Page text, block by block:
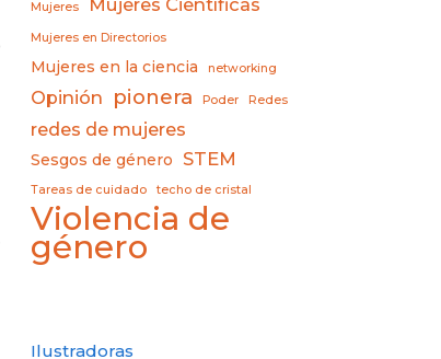
Mujeres
Mujeres en Directorios
Mujeres en la ciencia networking
Opinión pionera Poder Redes
redes de mujeres
Sesgos de género STEM
Tareas de cuidado techo de cristal
Violencia de
género
Ilustradoras